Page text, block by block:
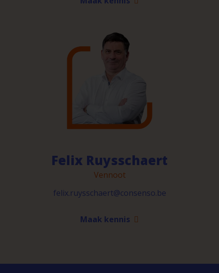
Felix Ruysschaert
Vennoot
felix.ruysschaert@consenso.be
Maak kennis